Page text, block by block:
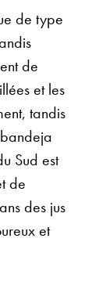
de type
de
et les
tandis
Sud est
de
des jus
et